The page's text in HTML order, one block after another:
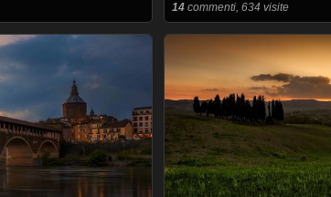
14 commenti, 634 visite